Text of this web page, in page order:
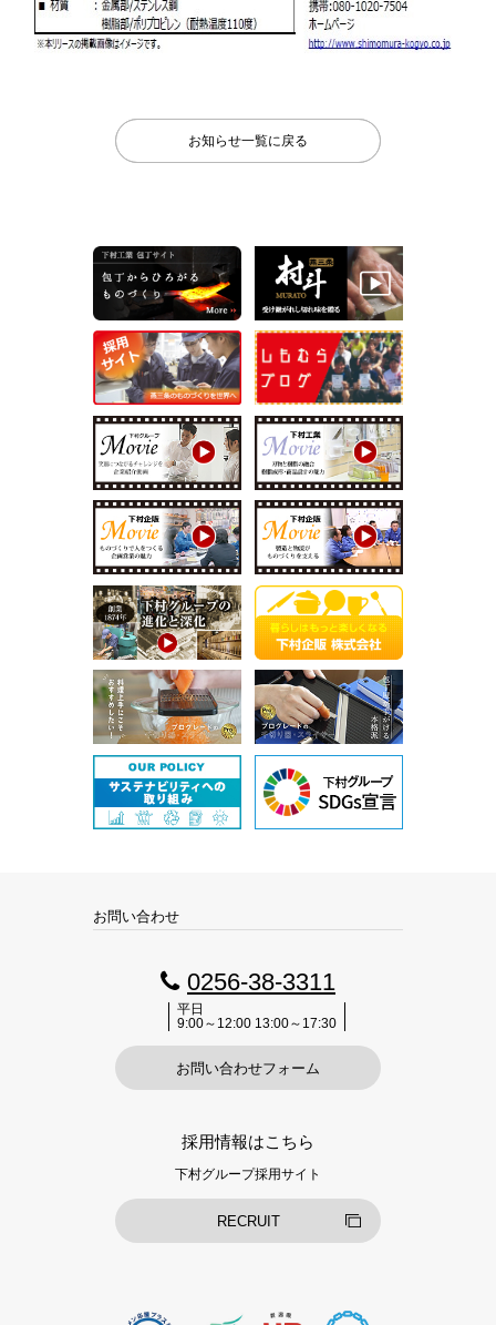
お知らせ一覧に戻る
お問い合わせ
0256-38-3311
平日
9:00～12:00 13:00～17:30
お問い合わせフォーム
採用情報はこちら
下村グループ採用サイト
RECRUIT